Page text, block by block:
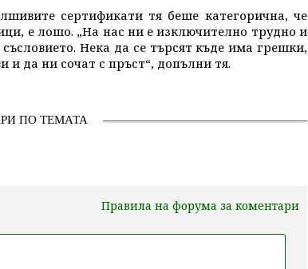
сертификати тя беше категорична, че
е лошо. „На нас ни е изключително трудно и
Нека да се търсят къде има грешки,
да ни сочат с пръст“, допълни тя.
ПО ТЕМАТА
Правила на форума за коментари